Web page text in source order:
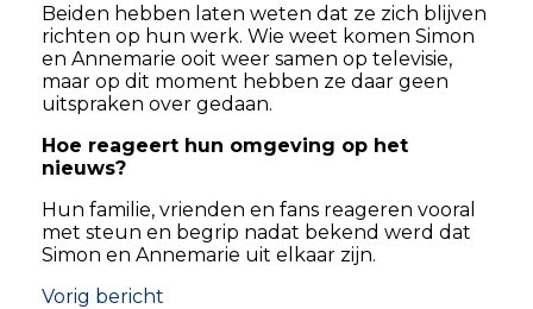
Beiden hebben laten weten dat ze zich blijven
richten op hun werk. Wie weet komen Simon
en Annemarie ooit weer samen op televisie,
maar op dit moment hebben ze daar geen
uitspraken over gedaan.
Hoe reageert hun omgeving op het
nieuws?
Hun familie, vrienden en fans reageren vooral
met steun en begrip nadat bekend werd dat
Simon en Annemarie uit elkaar zijn.
Vorig bericht